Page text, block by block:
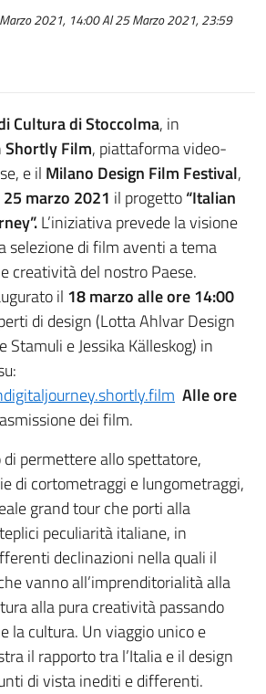
2021, 14:00 Al 25 Marzo 2021, 23:59
Cultura di Stoccolma, in
Shortly Film, piattaforma video-
e il Milano Design Film Festival,
marzo 2021 il progetto“Italian
L’iniziativa prevede la visione
selezione di film aventi a tema
creatività del nostro Paese.
il 18 marzo alle ore 14:00
di design (Lotta Ahlvar Design
Stamuli e Jessika Källeskog) in
Alle ore
dei film.
di permettere allo spettatore,
di cortometraggi e lungometraggi,
grand tour che porti alla
peculiarità italiane, in
declinazioni nella quali il
vanno all’imprenditorialità alla
alla pura creatività passando
la cultura. Un viaggio unico e
il rapporto tra l’Italia e il design
di vista inediti e differenti.